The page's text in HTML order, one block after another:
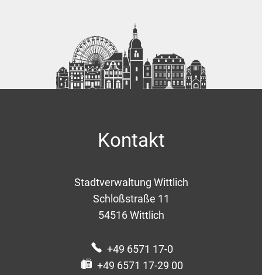
Kontakt
Stadtverwaltung Wittlich
Schloßstraße 11
54516 Wittlich
+49 6571 17-0
+49 6571 17-29 00